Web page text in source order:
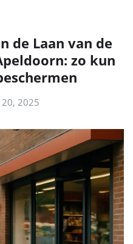
de Laan van de
zo kun
2025